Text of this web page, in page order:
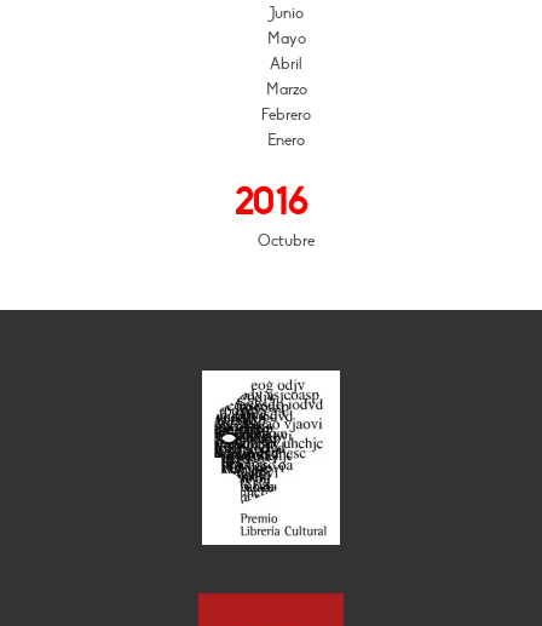
Junio
Mayo
Abril
Marzo
Febrero
Enero
2016
Octubre